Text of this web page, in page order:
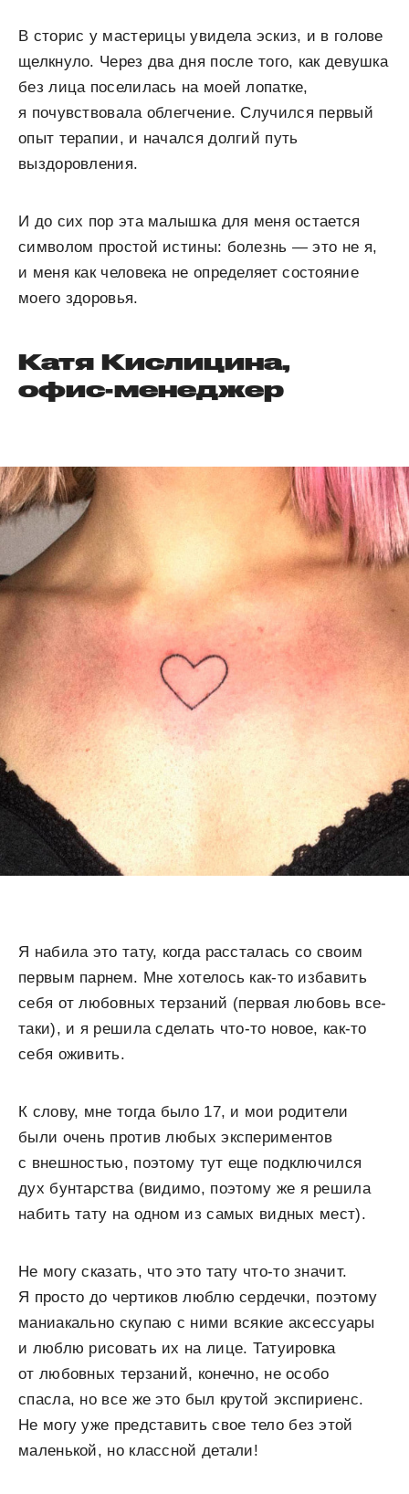
В сторис у мастерицы увидела эскиз, и в голове
щелкнуло. Через два дня после того, как девушка
без лица поселилась на моей лопатке,
я почувствовала облегчение. Случился первый
опыт терапии, и начался долгий путь
выздоровления.
И до сих пор эта малышка для меня остается
символом простой истины: болезнь — это не я,
и меня как человека не определяет состояние
моего здоровья.
Катя Кислицина,
офис-менеджер
Я набила это тату, когда рассталась со своим
первым парнем. Мне хотелось как-то избавить
себя от любовных терзаний (первая любовь все-
таки), и я решила сделать что-то новое, как-то
себя оживить.
К слову, мне тогда было 17, и мои родители
были очень против любых экспериментов
с внешностью, поэтому тут еще подключился
дух бунтарства (видимо, поэтому же я решила
набить тату на одном из самых видных мест).
Не могу сказать, что это тату что-то значит.
Я просто до чертиков люблю сердечки, поэтому
маниакально скупаю с ними всякие аксессуары
и люблю рисовать их на лице. Татуировка
от любовных терзаний, конечно, не особо
спасла, но все же это был крутой экспириенс.
Не могу уже представить свое тело без этой
маленькой, но классной детали!